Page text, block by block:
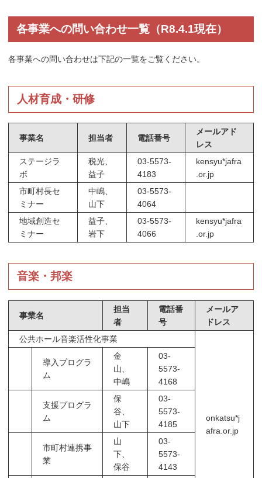
各事業への問い合わせ一覧（R8.4.1現在）
各事業への問い合わせは下記の一覧をご覧ください。
人材育成・研修
事業名 担当者 電話番号
メールアド
レス
ステージラ
ボ
税光、
益子
03-5573-
4183
kensyu*jafra
.or.jp
市町村長セ
ミナー
中嶋、
山下
03-5573-
4064
地域創造セ
ミナー
益子、
岩下
03-5573-
4066
kensyu*jafra
.or.jp
音楽・邦楽
事業名
担当
者
電話番
号
メールア
ドレス
公共ホール音楽活性化事業
onkatsu*j
afra.or.jp
導入プログラ
ム
金
山、
中嶋
03-
5573-
4168
支援プログラ
ム
保
谷、
山下
03-
5573-
4185
市町村連携事
業
山
下、
保谷
03-
5573-
4143